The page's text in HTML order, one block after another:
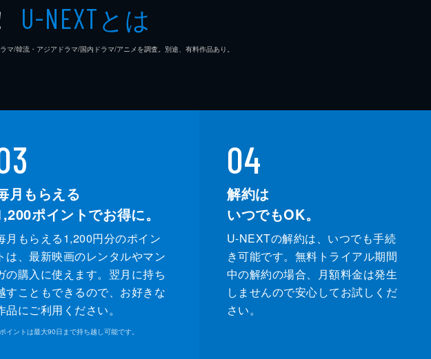
U-NEXTとは
/韓流・アジアドラマ/国内ドラマ/アニメを調査。別途、有料作品あり。
月もらえる
ポイントでお得に。
月もらえる1,200円分のポイン
は、最新映画のレンタルやマン
の購入に使えます。翌月に持ち
すこともできるので、お好きな
品にご利用ください。
ポイントは最大90日まで持ち越し可能です。
04
解約は
いつでもOK。
U-NEXTの解約は、いつでも手続
き可能です。無料トライアル期間
中の解約の場合、月額料金は発生
しませんので安心してお試しくだ
さい。